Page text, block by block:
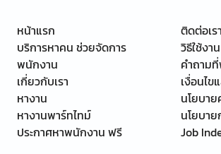
หน้าแรก
บริการหาคน ช่วยจัดการ
พนักงาน
เกี่ยวกับเรา
หางาน
หางานพาร์ทไทม์
ประกาศหาพนักงาน ฟรี
ติดต่อเรา
วิธีใช้งาน
คำถาม
เงื่อนไข
นโยบา
นโยบา
Job